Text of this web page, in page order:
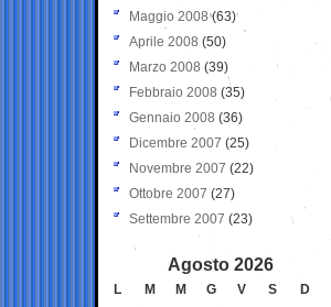
Maggio 2008(63)
Aprile 2008 (50)
Marzo 2008 (39)
Febbraio 2008 (35)
Gennaio 2008 (36)
Dicembre 2007 (25)
Novembre 2007 (22)
Ottobre 2007 (27)
Settembre 2007 (23)
Agosto 2026
L M M G V S
D